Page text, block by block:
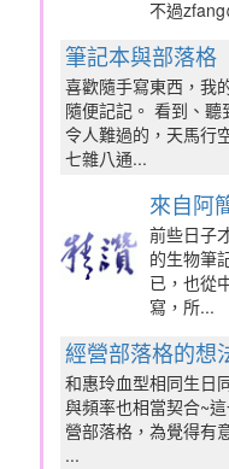
不過
筆記本與部落格
喜歡隨手寫東西，我
隨便記記。 看到、聽
令人難過的，天馬行
七雜八通...
來自阿
前些日子
的生物筆
已，也從
寫，所...
經營部落格的想
和惠玲血型相同生日
與頻率也相當契合~
營部落格，為覺得有
...